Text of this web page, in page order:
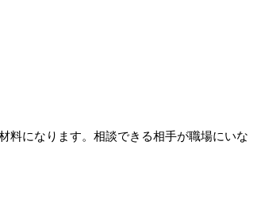
料になります。相談できる相手が職場にいな